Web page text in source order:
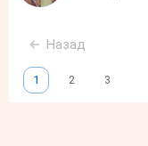
Назад
1 2 3